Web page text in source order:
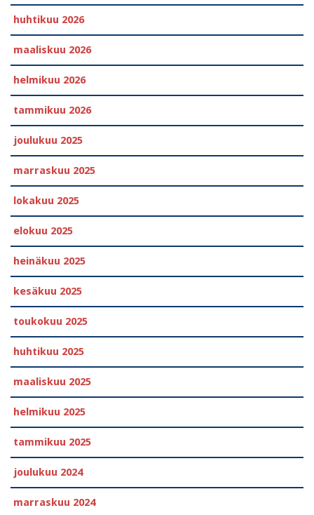
huhtikuu 2026
maaliskuu 2026
helmikuu 2026
tammikuu 2026
joulukuu 2025
marraskuu 2025
lokakuu 2025
elokuu 2025
heinäkuu 2025
kesäkuu 2025
toukokuu 2025
huhtikuu 2025
maaliskuu 2025
helmikuu 2025
tammikuu 2025
joulukuu 2024
marraskuu 2024